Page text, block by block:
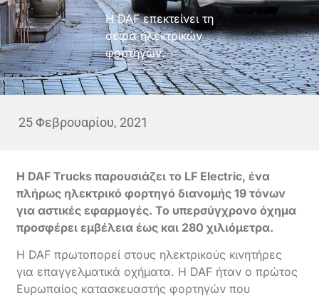
Η DAF επεκτείνει τη
σειρά ηλεκτρικών
φορτηγών.
25 Φεβρουαρίου, 2021
Η DAF Trucks παρουσιάζει το LF Electric, ένα
πλήρως ηλεκτρικό φορτηγό διανομής 19 τόνων
για αστικές εφαρμογές. Το υπερσύγχρονο όχημα
προσφέρει εμβέλεια έως και 280 χιλιόμετρα.
Η DAF πρωτοπορεί στους ηλεκτρικούς κινητήρες
για επαγγελματικά οχήματα. Η DAF ήταν ο πρώτος
Ευρωπαίος κατασκευαστής φορτηγών που